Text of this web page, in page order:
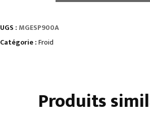
GLACE
ÉCAILLES
UGS : MGESP900A
Catégorie :Froid
Produits